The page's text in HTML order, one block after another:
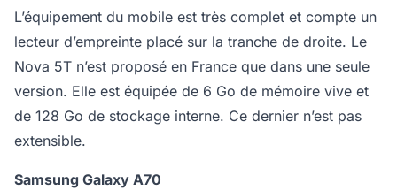
L’équipement du mobile est très complet et compte un
lecteur d’empreinte placé sur la tranche de droite. Le
Nova 5T n’est proposé en France que dans une seule
version. Elle est équipée de 6 Go de mémoire vive et
de 128 Go de stockage interne. Ce dernier n’est pas
extensible.
Samsung Galaxy A70